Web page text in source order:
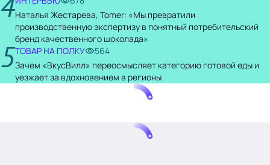
Наталья Жестарева, Tomer: «Мы превратили
производственную экспертизу в понятный потребительский
бренд качественного шоколада»
5ТОВАР НА ПОЛКУ
564
Зачем «ВкусВилл» переосмысляет категорию готовой еды и
уезжает за вдохновением в регионы